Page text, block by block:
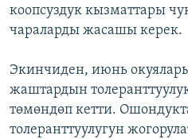
коопсуздук кызматтары
чараларды жасашы керек.
Экинчиден, июнь
жаштардын
төмөндөп кетти.
толеранттуулугун